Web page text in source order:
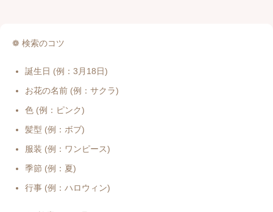
❁ 検索のコツ
誕生日 (例：3月18日)
お花の名前 (例：サクラ)
色 (例：ピンク)
髪型 (例：ボブ)
服装 (例：ワンピース)
季節 (例：夏)
行事 (例：ハロウィン)